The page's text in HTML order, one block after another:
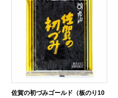
佐賀の初づみゴールド（板のり10